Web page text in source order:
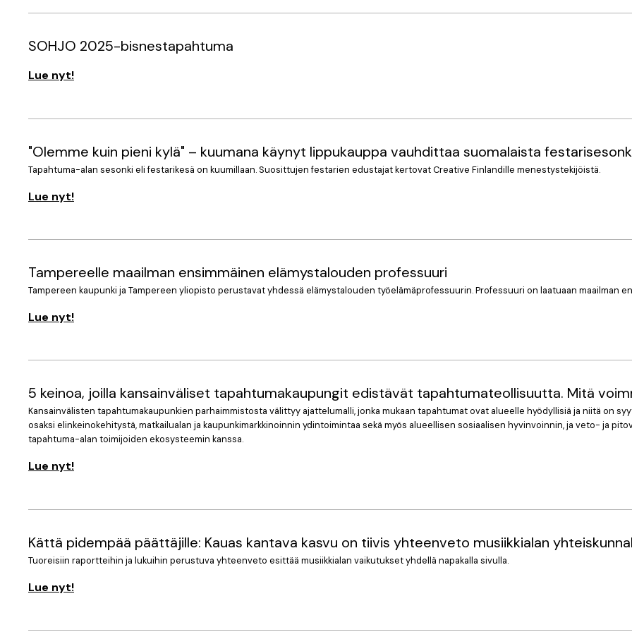
SOHJO 2025-bisnestapahtuma
Lue nyt!
"Olemme kuin pieni kylä" – kuumana käynyt lippukauppa vauhdittaa suomalaista
Tapahtuma-alan sesonki eli festarikesä on kuumillaan. Suosittujen festarien edustajat kertovat Creative Finlandille menestystekijöistä.
Lue nyt!
Tampereelle maailman ensimmäinen elämystalouden professuuri
Tampereen kaupunki ja Tampereen yliopisto perustavat yhdessä elämystalouden työelämäprofessuurin. Professuuri on laatuaan maailman
Lue nyt!
5 keinoa, joilla kansainväliset tapahtuma­kaupungit edistävät tapahtuma­teollisuutta. Mitä
Kansainvälisten tapahtumakaupunkien parhaimmistosta välittyy ajattelumalli, jonka mukaan tapahtumat ovat alueelle hyödyllisiä ja niitä on
osaksi elinkeinokehitystä, matkailualan ja kaupunkimarkkinoinnin ydintoimintaa sekä myös alueellisen sosiaalisen hyvinvoinnin, ja veto- ja
tapahtuma-alan toimijoiden ekosysteemin kanssa.
Lue nyt!
Kättä pidempää päättäjille: Kauas kantava kasvu on tiivis yhteenveto musiikkialan
Tuoreisiin raportteihin ja lukuihin perustuva yhteenveto esittää musiikkialan vaikutukset yhdellä napakalla sivulla.
Lue nyt!